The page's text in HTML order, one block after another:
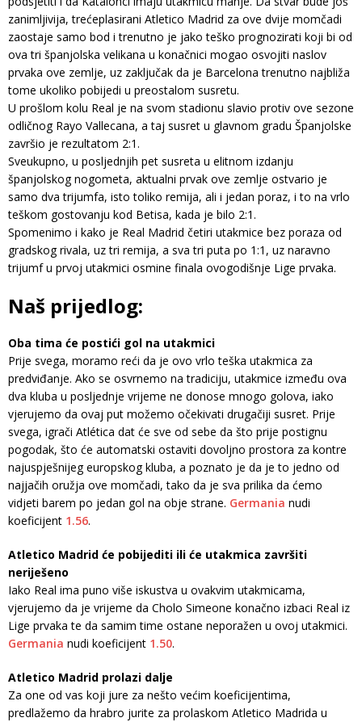
zanimljivija, trećeplasirani Atletico Madrid za ove dvije momčadi
zaostaje samo bod i trenutno je jako teško prognozirati koji bi od
ova tri španjolska velikana u konačnici mogao osvojiti naslov
prvaka ove zemlje, uz zaključak da je Barcelona trenutno najbliža
tome ukoliko pobijedi u preostalom susretu.
U prošlom kolu Real je na svom stadionu slavio protiv ove sezone
odličnog Rayo Vallecana, a taj susret u glavnom gradu Španjolske
završio je rezultatom 2:1.
Sveukupno, u posljednjih pet susreta u elitnom izdanju
španjolskog nogometa, aktualni prvak ove zemlje ostvario je
samo dva trijumfa, isto toliko remija, ali i jedan poraz, i to na vrlo
teškom gostovanju kod Betisa, kada je bilo 2:1.
Spomenimo i kako je Real Madrid četiri utakmice bez poraza od
gradskog rivala, uz tri remija, a sva tri puta po 1:1, uz naravno
trijumf u prvoj utakmici osmine finala ovogodišnje Lige prvaka.
Naš prijedlog:
Oba tima će postići gol na utakmici
Prije svega, moramo reći da je ovo vrlo teška utakmica za
predviđanje. Ako se osvrnemo na tradiciju, utakmice između ova
dva kluba u posljednje vrijeme ne donose mnogo golova, iako
vjerujemo da ovaj put možemo očekivati ​​drugačiji susret. Prije
svega, igrači Atlética dat će sve od sebe da što prije postignu
pogodak, što će automatski ostaviti dovoljno prostora za kontre
najuspješnijeg europskog kluba, a poznato je da je to jedno od
najjačih oružja ove momčadi, tako da je sva prilika da ćemo
vidjeti barem po jedan gol na obje strane. Germania nudi
koeficijent 1.56.
Atletico Madrid će pobijediti ili će utakmica završiti
neriješeno
Iako Real ima puno više iskustva u ovakvim utakmicama,
vjerujemo da je vrijeme da Cholo Simeone konačno izbaci Real iz
Lige prvaka te da samim time ostane neporažen u ovoj utakmici.
Germania nudi koeficijent 1.50.
Atletico Madrid prolazi dalje
Za one od vas koji jure za nešto većim koeficijentima,
predlažemo da hrabro jurite za prolaskom Atletico Madrida u